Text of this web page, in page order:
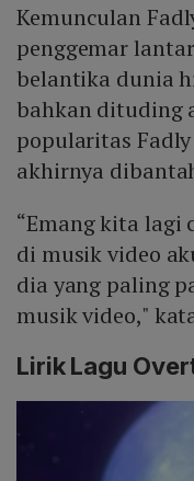
Kemunculan
penggemar
belantika dunia
bahkan dituding
popularitas
akhirnya
“Emang kita lagi
di musik video
dia yang paling
musik video,"
Lirik Lagu